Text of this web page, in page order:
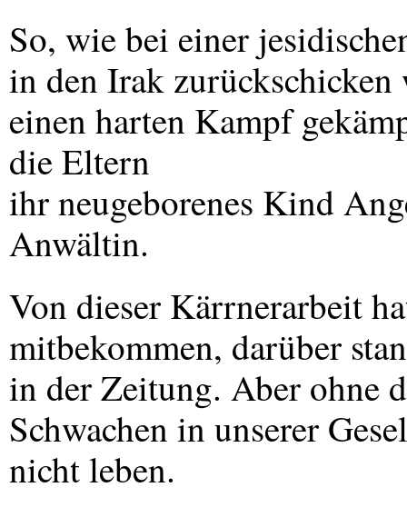
So, wie bei einer
in den Irak
einen harten Kampf
die Eltern
ihr neugeborenes Kind
Anwältin.
Von dieser Kärrnerarbeit
mitbekommen, darüber
in der Zeitung. Aber ohne
Schwachen in unserer
nicht leben.